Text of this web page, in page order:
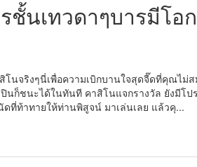
นเทวดาๆบารมีโอ
โนจริงๆนี่เพื่อความเบิกบานใจสุดจี๊ดที่คุณไม่
นก็ชนะได้ในทันที คาสิโนแจกรางวัล ยังมีโป
ท้าทายให้ท่านพิสูจน์ มาเล่นเลย แล้วคุ...